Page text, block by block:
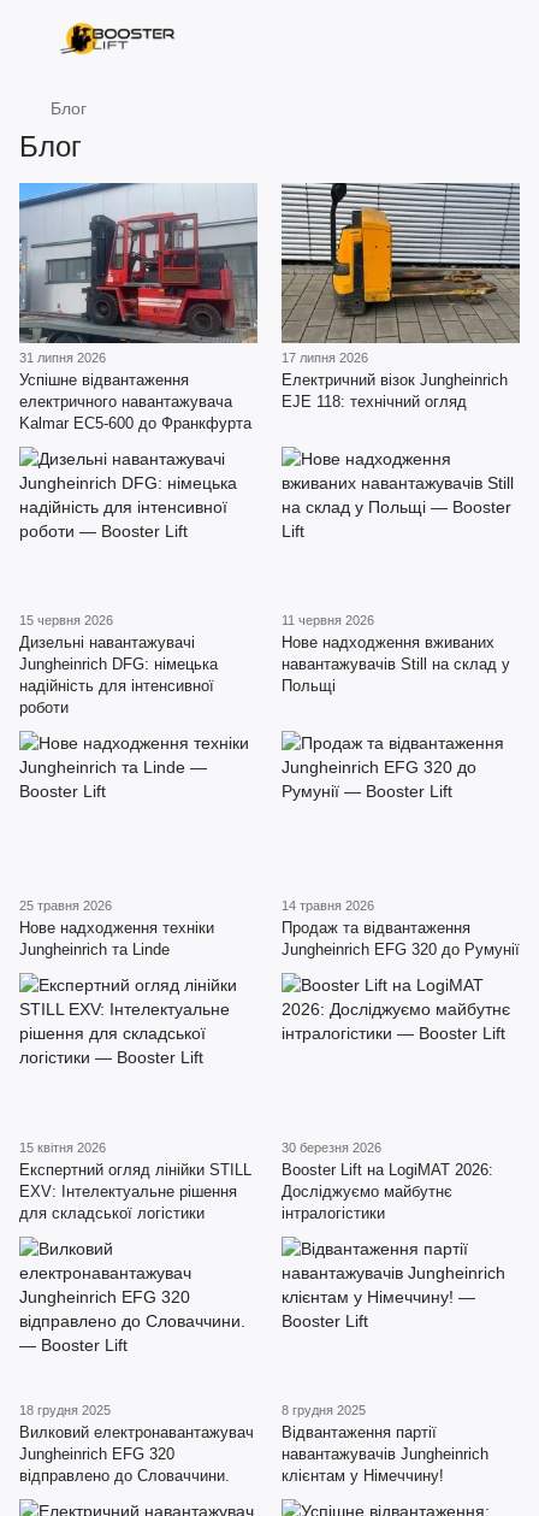
Блог
Блог
31 липня 2026
Успішне відвантаження
електричного навантажувача
Kalmar EC5-600 до Франкфурта
17 липня 2026
Електричний візок Jungheinrich
EJE 118: технічний огляд
15 червня 2026
Дизельні навантажувачі
Jungheinrich DFG: німецька
надійність для інтенсивної
роботи
11 червня 2026
Нове надходження вживаних
навантажувачів Still на склад у
Польщі
25 травня 2026
Нове надходження техніки
Jungheinrich та Linde
14 травня 2026
Продаж та відвантаження
Jungheinrich EFG 320 до Румунії
15 квітня 2026
Експертний огляд лінійки STILL
EXV: Інтелектуальне рішення
для складської логістики
30 березня 2026
Booster Lift на LogiMAT 2026:
Досліджуємо майбутнє
інтралогістики
18 грудня 2025
Вилковий електронавантажувач
Jungheinrich EFG 320
відправлено до Словаччини.
8 грудня 2025
Відвантаження партії
навантажувачів Jungheinrich
клієнтам у Німеччину!